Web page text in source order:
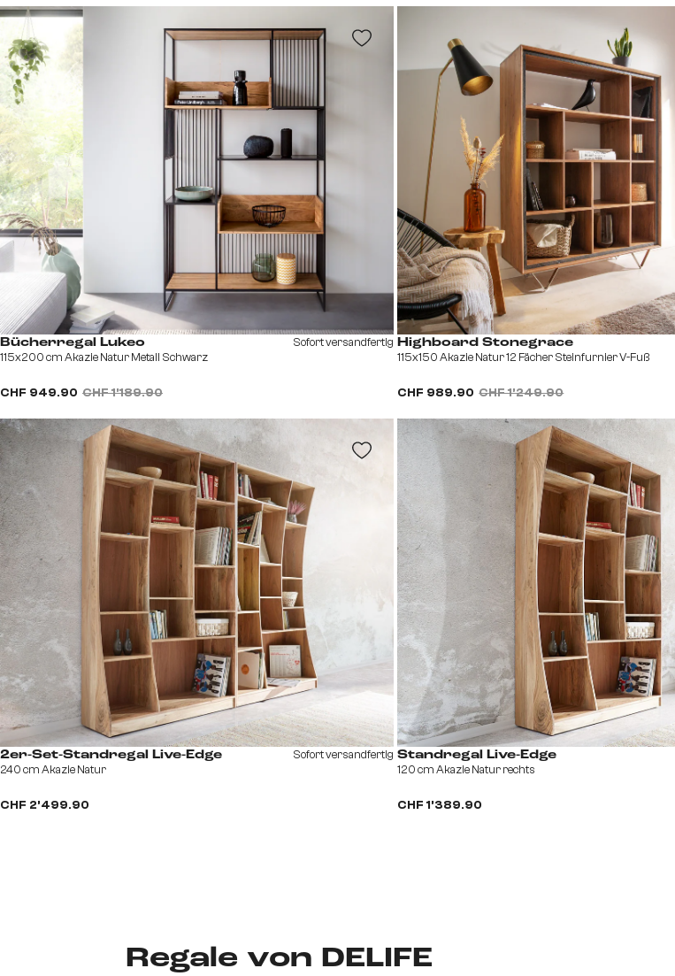
Bücherregal Lukeo
115x200 cm Akazie Natur Metall Schwarz
CHF 949.90 CHF 1’189.90
Sofort versandfertig Highboard Stonegrace
115x150 Akazie Natur 12 Fächer Steinfurnier V-Fuß
CHF 989.90 CHF 1’249.90
2er-Set-Standregal Live-Edge
240 cm Akazie Natur
CHF 2’499.90
Sofort versandfertig Standregal Live-Edge
120 cm Akazie Natur rechts
CHF 1’389.90
Regale von DELIFE